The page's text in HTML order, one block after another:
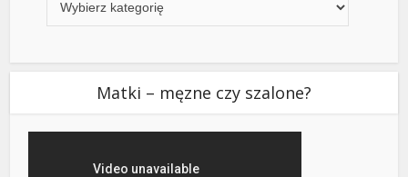
Matki – męzne czy szalone?